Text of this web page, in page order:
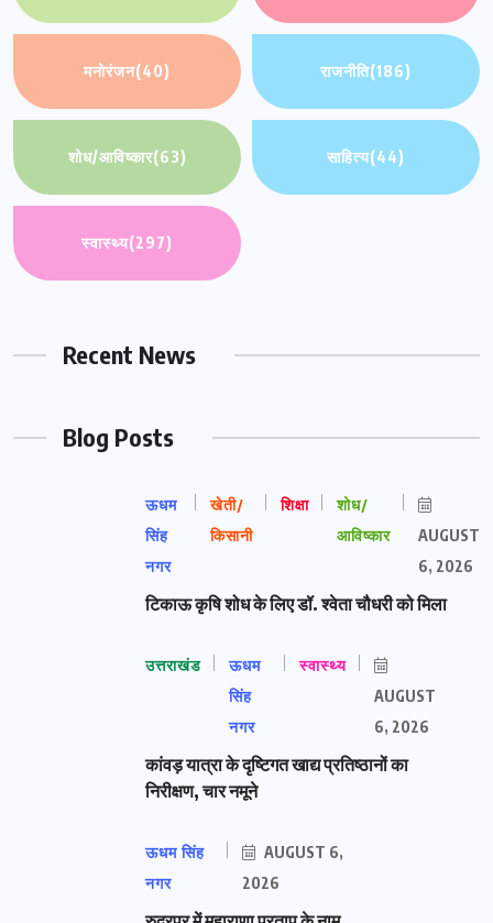
मनोरंजन(40) राजनीति(186)
शोध/आविष्कार(63) साहित्य(44)
स्वास्थ्य(297)
Recent News
Blog Posts
ऊधम
सिंह
नगर
खेती/
किसानी
शिक्षा
शोध/
आविष्कार
AUGUST
6, 2026
टिकाऊ कृषि शोध के लिए डॉ. श्वेता चौधरी को मिला
उत्तराखंड
ऊधम
सिंह
नगर
स्वास्थ्य
AUGUST
6, 2026
कांवड़ यात्रा के दृष्टिगत खाद्य प्रतिष्ठानों का
निरीक्षण, चार नमूने
ऊधम सिंह
नगर
AUGUST 6,
2026